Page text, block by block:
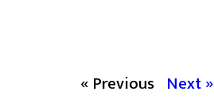
« Previous Next »